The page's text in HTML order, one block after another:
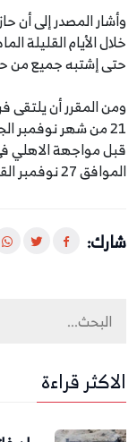
وأشار المصدر إلى أن
خلال الأيام القليلة
حتى إشتبه جميع من
ومن المقرر أن
21 من شهر نوفمبر
قبل مواجهة الاهلي
الموافق 27 نوفمبر القادم.
شارك:
الاكثر قراءة